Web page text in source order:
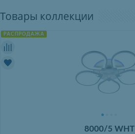
Товары коллекции
РАСПРОДАЖА
8000/5 WHT